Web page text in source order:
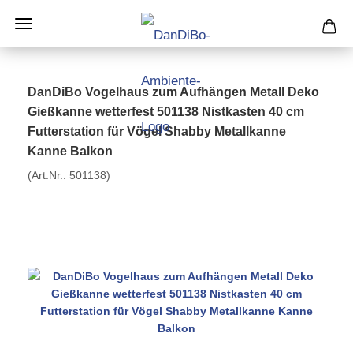
DanDiBo Vogelhaus zum Aufhängen Metall Deko
Gießkanne wetterfest 501138 Nistkasten 40 cm
Futterstation für Vögel Shabby Metallkanne
Kanne Balkon
(Art.Nr.: 501138)